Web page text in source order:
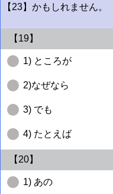
【23】かもしれません。
【19】
1) ところが
2)なぜなら
3) でも
4) たとえば
【20】
1) あの